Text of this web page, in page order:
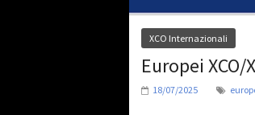
XCO Internazionali
Europei XCO/
18/07/2025